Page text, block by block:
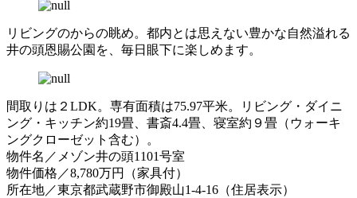
リビングのからの眺め。都内とは思えない豊かな自然溢れる
井の頭恩賜公園を、毎日眼下に楽しめます。
間取りは２LDK。専有面積は75.97平米。リビング・ダイニ
ング・キッチン約19畳、書斎4.4畳、寝室約９畳（ウォーキ
ングクローゼット含む）。
物件名／メゾン井の頭1101号室
物件価格／8,780万円（家具付）
所在地／東京都武蔵野市御殿山1-4-16（住居表示）